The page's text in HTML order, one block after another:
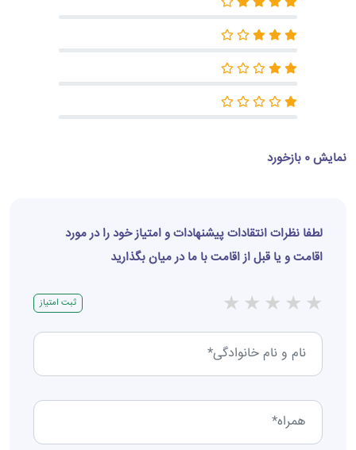
نمایش 0 بازخورد
لطفا نظرات انتقادات پیشنهادات و امتیاز خود را در مورد
اقامت و یا قبل از اقامت با ما در میان بگذارید
★
★
★
★
★ ثبت امتیاز